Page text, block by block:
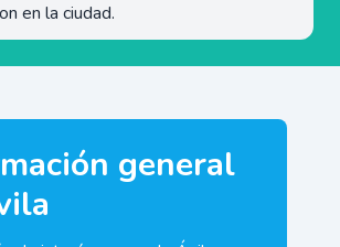
en la ciudad.
general